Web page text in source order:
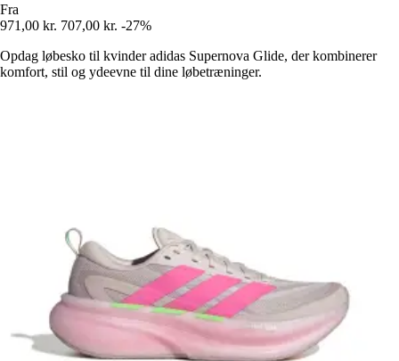
Fra
971,00 kr. 707,00 kr. -27%
Opdag løbesko til kvinder adidas Supernova Glide, der kombinerer
komfort, stil og ydeevne til dine løbetræninger.